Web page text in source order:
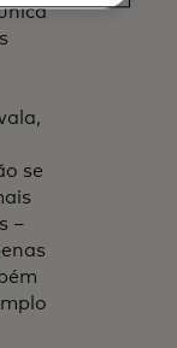
se
–